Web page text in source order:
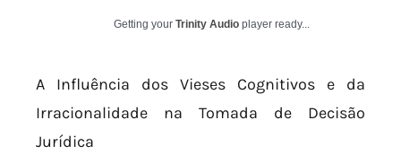
Getting your Trinity Audio player ready...
A Influência dos Vieses Cognitivos e da
Irracionalidade na Tomada de Decisão
Jurídica